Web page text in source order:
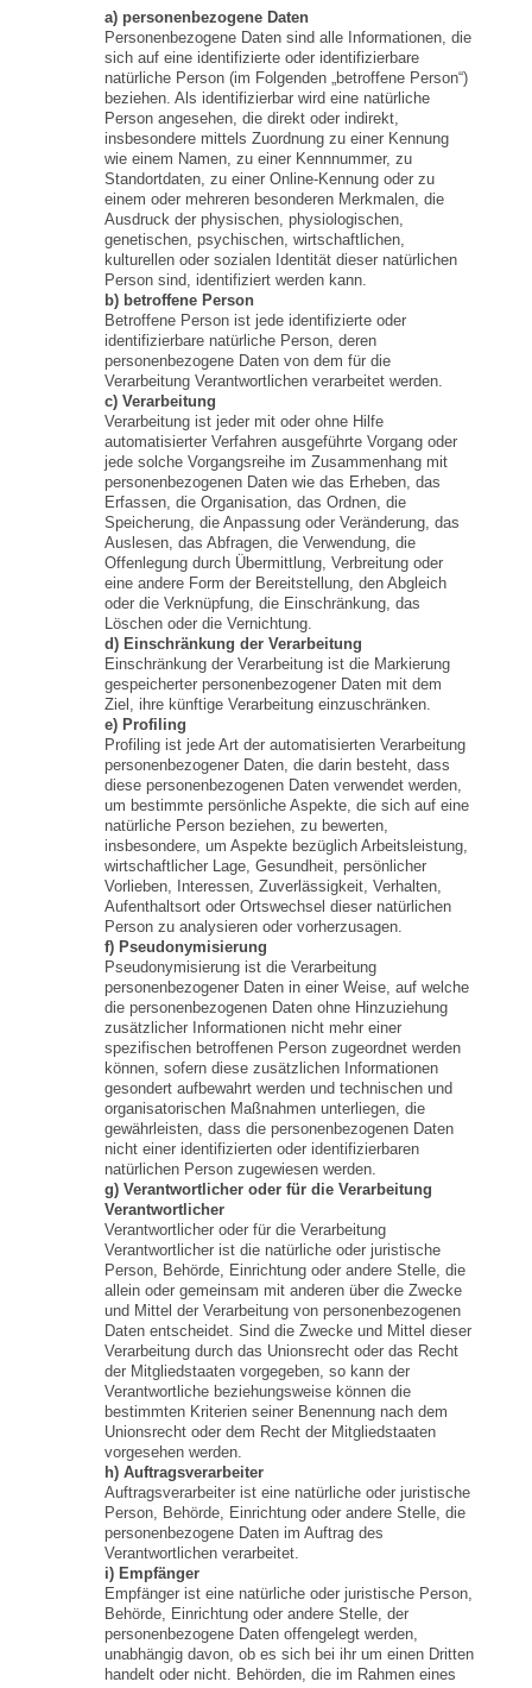
a) personenbezogene Daten
Personenbezogene Daten sind alle Informationen, die
sich auf eine identifizierte oder identifizierbare
natürliche Person (im Folgenden „betroffene Person“)
beziehen. Als identifizierbar wird eine natürliche
Person angesehen, die direkt oder indirekt,
insbesondere mittels Zuordnung zu einer Kennung
wie einem Namen, zu einer Kennnummer, zu
Standortdaten, zu einer Online-Kennung oder zu
einem oder mehreren besonderen Merkmalen, die
Ausdruck der physischen, physiologischen,
genetischen, psychischen, wirtschaftlichen,
kulturellen oder sozialen Identität dieser natürlichen
Person sind, identifiziert werden kann.
b) betroffene Person
Betroffene Person ist jede identifizierte oder
identifizierbare natürliche Person, deren
personenbezogene Daten von dem für die
Verarbeitung Verantwortlichen verarbeitet werden.
c) Verarbeitung
Verarbeitung ist jeder mit oder ohne Hilfe
automatisierter Verfahren ausgeführte Vorgang oder
jede solche Vorgangsreihe im Zusammenhang mit
personenbezogenen Daten wie das Erheben, das
Erfassen, die Organisation, das Ordnen, die
Speicherung, die Anpassung oder Veränderung, das
Auslesen, das Abfragen, die Verwendung, die
Offenlegung durch Übermittlung, Verbreitung oder
eine andere Form der Bereitstellung, den Abgleich
oder die Verknüpfung, die Einschränkung, das
Löschen oder die Vernichtung.
d) Einschränkung der Verarbeitung
Einschränkung der Verarbeitung ist die Markierung
gespeicherter personenbezogener Daten mit dem
Ziel, ihre künftige Verarbeitung einzuschränken.
e) Profiling
Profiling ist jede Art der automatisierten Verarbeitung
personenbezogener Daten, die darin besteht, dass
diese personenbezogenen Daten verwendet werden,
um bestimmte persönliche Aspekte, die sich auf eine
natürliche Person beziehen, zu bewerten,
insbesondere, um Aspekte bezüglich Arbeitsleistung,
wirtschaftlicher Lage, Gesundheit, persönlicher
Vorlieben, Interessen, Zuverlässigkeit, Verhalten,
Aufenthaltsort oder Ortswechsel dieser natürlichen
Person zu analysieren oder vorherzusagen.
f) Pseudonymisierung
Pseudonymisierung ist die Verarbeitung
personenbezogener Daten in einer Weise, auf welche
die personenbezogenen Daten ohne Hinzuziehung
zusätzlicher Informationen nicht mehr einer
spezifischen betroffenen Person zugeordnet werden
können, sofern diese zusätzlichen Informationen
gesondert aufbewahrt werden und technischen und
organisatorischen Maßnahmen unterliegen, die
gewährleisten, dass die personenbezogenen Daten
nicht einer identifizierten oder identifizierbaren
natürlichen Person zugewiesen werden.
g) Verantwortlicher oder für die Verarbeitung
Verantwortlicher
Verantwortlicher oder für die Verarbeitung
Verantwortlicher ist die natürliche oder juristische
Person, Behörde, Einrichtung oder andere Stelle, die
allein oder gemeinsam mit anderen über die Zwecke
und Mittel der Verarbeitung von personenbezogenen
Daten entscheidet. Sind die Zwecke und Mittel dieser
Verarbeitung durch das Unionsrecht oder das Recht
der Mitgliedstaaten vorgegeben, so kann der
Verantwortliche beziehungsweise können die
bestimmten Kriterien seiner Benennung nach dem
Unionsrecht oder dem Recht der Mitgliedstaaten
vorgesehen werden.
h) Auftragsverarbeiter
Auftragsverarbeiter ist eine natürliche oder juristische
Person, Behörde, Einrichtung oder andere Stelle, die
personenbezogene Daten im Auftrag des
Verantwortlichen verarbeitet.
i) Empfänger
Empfänger ist eine natürliche oder juristische Person,
Behörde, Einrichtung oder andere Stelle, der
personenbezogene Daten offengelegt werden,
unabhängig davon, ob es sich bei ihr um einen Dritten
handelt oder nicht. Behörden, die im Rahmen eines